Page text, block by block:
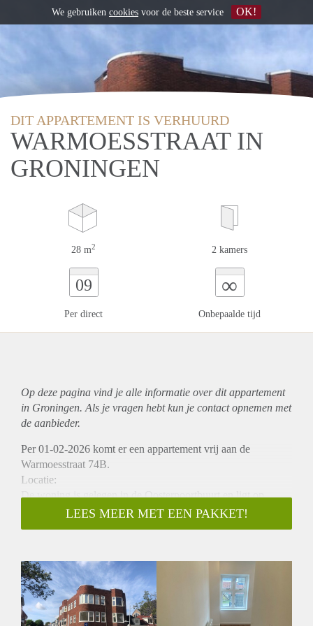
DIT APPARTEMENT IS VERHUURD
WARMOESSTRAAT IN
GRONINGEN
28 m2 2 kamers
09
Per direct
∞
Onbepaalde tijd
Op deze pagina vind je alle informatie over ditappartement
in Groningen. Als je vragen hebt kun je contact opnemen met
de aanbieder.
Per 01-02-2026 komt er een appartement vrij aan de
Warmoesstraat 74B.
Locatie:
De woning is gelegen in de Oosterpoortbuurt en ligt op
ongeveer 5 minuten fietsen van het centrum van Groningen.
Het Hoofdstation van Groningen is op enkele minuten
Indeling:
De woning beschikt over energielabel A++++, wat zorgt
voor een energiezuinig verbruik en lagere maandlasten. Het
appartement bevindt zich op de tweede verdieping en heeft
LEES MEER MET EEN PAKKET!
We gebruiken cookies voor de beste service OK!